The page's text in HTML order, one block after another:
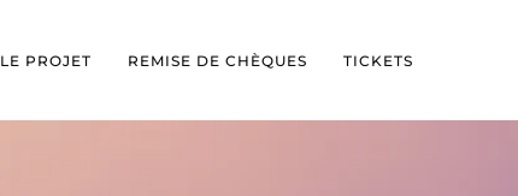
LE PROJET REMISE DE CHÈQUES TICKETS